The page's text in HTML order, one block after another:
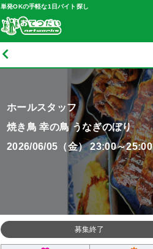
単発OKの手軽な1日バイト探し
ホールスタッフ
焼き鳥 幸の鳥 うなぎのぼり
2026/06/05（金） 23:00～25:00
募集終了